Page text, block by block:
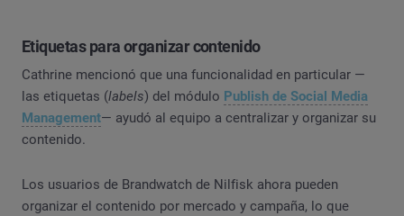
Etiquetas para organizar contenido
Cathrine mencionó que una funcionalidad en particular —
las etiquetas (labels) del módulo Publish de Social Media
Management— ayudó al equipo a centralizar y organizar su
contenido.
Los usuarios de Brandwatch de Nilfisk ahora pueden
organizar el contenido por mercado y campaña, lo que